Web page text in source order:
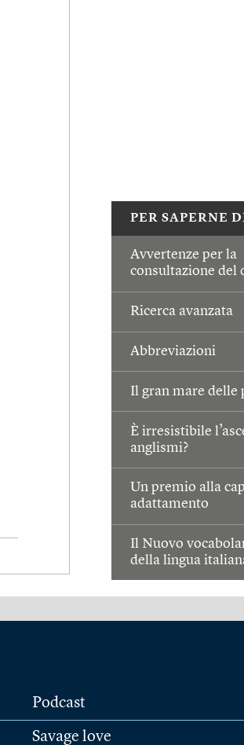
PER SAPERNE
Avvertenze per la
consultazione del
Ricerca avanzata
Abbreviazioni
Il gran mare delle
È irresistibile
anglismi?
Un premio alla
adattamento
Il Nuovo
della lingua
Podcast
Savage love